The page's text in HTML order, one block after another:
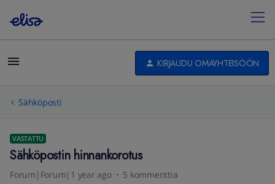
KIRJAUDU OMAYHTEISÖÖN
Sähköposti
VASTATTU
Sähköpostin hinnankorotus
Forum|Forum|1 year ago 5 kommenttia